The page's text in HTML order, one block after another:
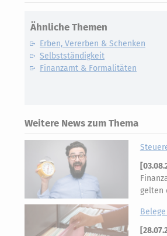
Ähnliche Themen
Erben, Vererben & Schenken
Selbstständigkeit
Finanzamt & Formalitäten
Weitere News zum Thema
[
gelten
[